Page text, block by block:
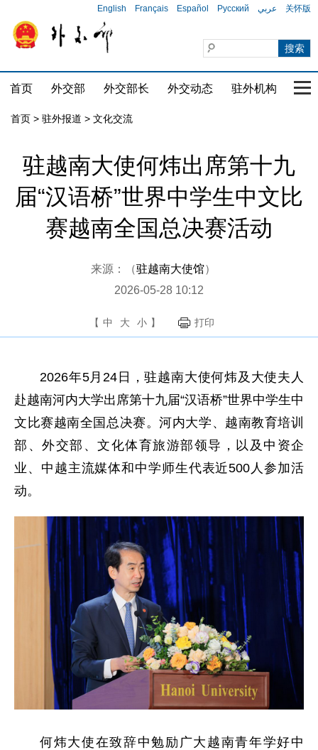
English Français Español Русский عربي 关怀版
首页 外交部 外交部长 外交动态 驻外机构 国
首页 > 驻外报道 > 文化交流
驻越南大使何炜出席第十九
届“汉语桥”世界中学生中文比
赛越南全国总决赛活动
来源：（驻越南大使馆）
2026-05-28 10:12
【 中 大 小 】 打印
2026年5月24日，驻越南大使何炜及大使夫人
赴越南河内大学出席第十九届“汉语桥”世界中学生中
文比赛越南全国总决赛。河内大学、越南教育培训
部、外交部、文化体育旅游部领导，以及中资企
业、中越主流媒体和中学师生代表近500人参加活
动。
何炜大使在致辞中勉励广大越南青年学好中